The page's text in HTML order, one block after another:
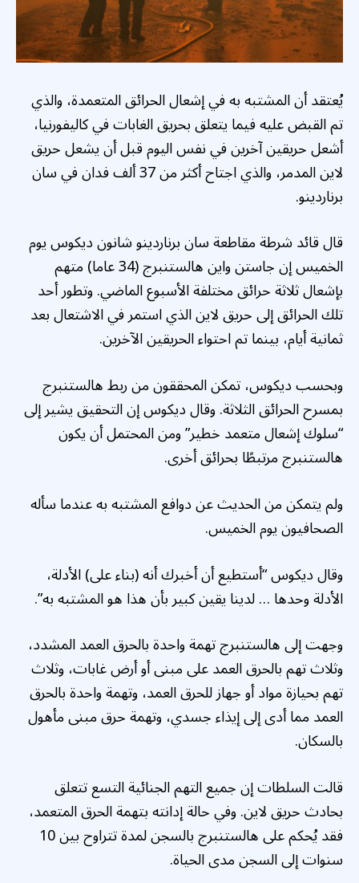
يُعتقد أن المشتبه به في إشعال الحرائق المتعمدة، والذي
تم القبض عليه فيما يتعلق بحريق الغابات في كاليفورنيا،
أشعل حريقين آخرين في نفس اليوم قبل أن يشعل حريق
لاين المدمر، والذي اجتاح أكثر من 37 ألف فدان في سان
برناردينو.
قال قائد شرطة مقاطعة سان برناردينو شانون ديكوس يوم
الخميس إن جاستن واين هالستنبرج (34 عاما) متهم
بإشعال ثلاثة حرائق مختلفة الأسبوع الماضي. وتطور أحد
تلك الحرائق إلى حريق لاين الذي استمر في الاشتعال بعد
ثمانية أيام، بينما تم احتواء الحريقين الآخرين.
وبحسب ديكوس، تمكن المحققون من ربط هالستنبرج
بمسرح الحرائق الثلاثة. وقال ديكوس إن التحقيق يشير إلى
“سلوك إشعال متعمد خطير” ومن المحتمل أن يكون
هالستنبرج مرتبطًا بحرائق أخرى.
ولم يتمكن من الحديث عن دوافع المشتبه به عندما سأله
الصحافيون يوم الخميس.
وقال ديكوس “أستطيع أن أخبرك أنه (بناء على) الأدلة،
الأدلة وحدها … لدينا يقين كبير بأن هذا هو المشتبه به”.
وجهت إلى هالستنبرج تهمة واحدة بالحرق العمد المشدد،
وثلاث تهم بالحرق العمد على مبنى أو أرض غابات، وثلاث
تهم بحيازة مواد أو جهاز للحرق العمد، وتهمة واحدة بالحرق
العمد مما أدى إلى إيذاء جسدي، وتهمة حرق مبنى مأهول
بالسكان.
قالت السلطات إن جميع التهم الجنائية التسع تتعلق
بحادث حريق لاين. وفي حالة إدانته بتهمة الحرق المتعمد،
فقد يُحكم على هالستنبرج بالسجن لمدة تتراوح بين 10
سنوات إلى السجن مدى الحياة.